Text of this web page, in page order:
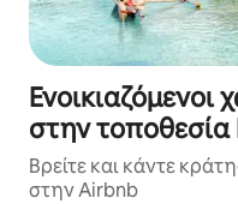
Ενοικιαζόμενοι
στην τοποθεσία
Βρείτε και κάντε
στην Airbnb